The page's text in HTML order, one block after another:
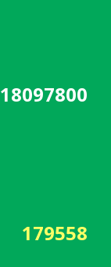
18097800
179558